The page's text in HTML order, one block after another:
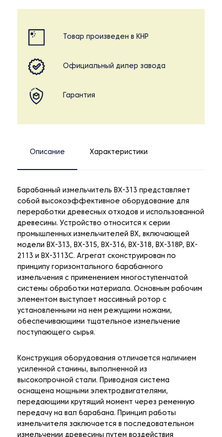
Товар произведен в КНР
Официальный дилер завода
Гарантия
Описание Характеристики
Барабанный измельчитель BX-313 представляет
собой высокоэффективное оборудование для
переработки древесных отходов и использованной
древесины. Устройство относится к серии
промышленных измельчителей BX, включающей
модели BX-313, BX-315, BX-316, BX-318, BX-318P, BX-
2113 и BX-3113C. Агрегат сконструирован по
принципу горизонтального барабанного
измельчения с применением многоступенчатой
системы обработки материала. Основным рабочим
элементом выступает массивный ротор с
установленными на нем режущими ножами,
обеспечивающими тщательное измельчение
поступающего сырья.
Конструкция оборудования отличается наличием
усиленной станины, выполненной из
высокопрочной стали. Приводная система
оснащена мощными электродвигателями,
передающими крутящий момент через ременную
передачу на вал барабана. Принцип работы
измельчителя заключается в последовательном
измельчении древесины путем воздействия